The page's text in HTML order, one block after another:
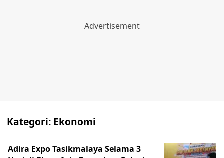
Kategori: Ekonomi
Adira Expo Tasikmalaya Selama 3